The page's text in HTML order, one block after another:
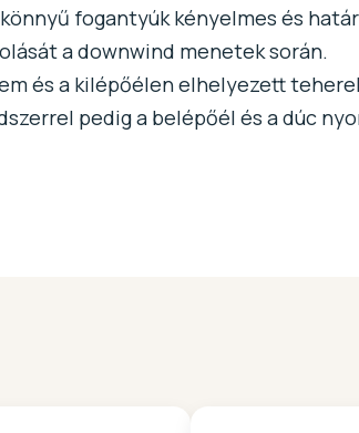
fogantyúk kényelmes és
a downwind menetek során.
és a kilépőélen elhelyezett
pedig a belépőél és a dúc